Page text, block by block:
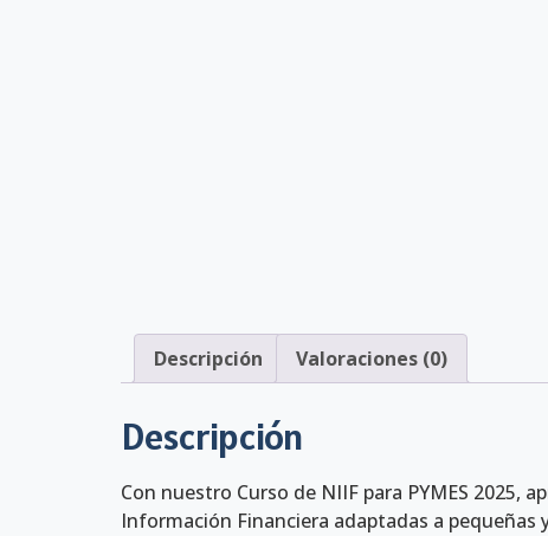
Descripción Valoraciones (0)
Descripción
Con nuestro Curso de NIIF para PYMES 2025,
Información Financiera adaptadas a pequeñas